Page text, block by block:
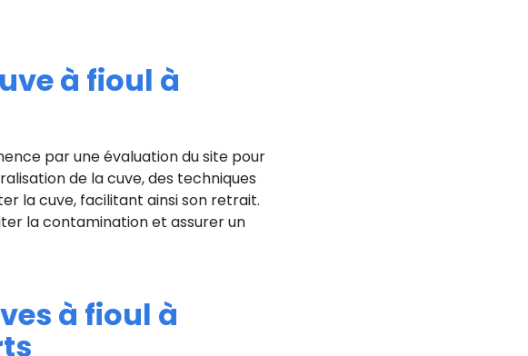
à fioul à
par une évaluation du site pour
de la cuve, des techniques
la cuve, facilitant ainsi son retrait.
la contamination et assurer un
à fioul à